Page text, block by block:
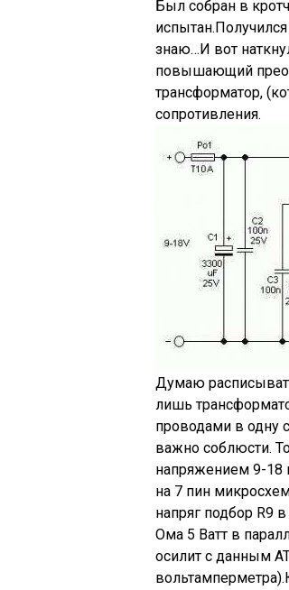
Был собран в
знаю…И вот
повышающий
трансформатор,
сопротивления.
Думаю
лишь
проводами в одну
важно соблюсти.
напряжением 9-18
на 7 пин
напряг подбор R9
Ома 5 Ватт в
осилит с данным